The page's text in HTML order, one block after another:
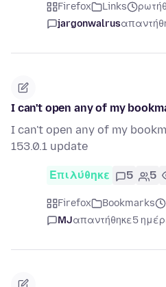
Firefox Links
jargonwalrus
I can't open any of my
I can't open any of my
153.0.1 update
Επιλύθηκε 5 5
Firefox Bookmarks
MJαπαντήθηκε5